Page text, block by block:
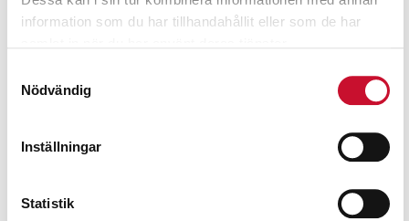
information som du har tillhandahållit eller som de har
Nödvändig
Inställningar
Statistik